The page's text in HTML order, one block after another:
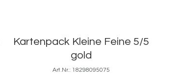
Kartenpack Kleine Feine 5/5
gold
Art.Nr.: 18298095075